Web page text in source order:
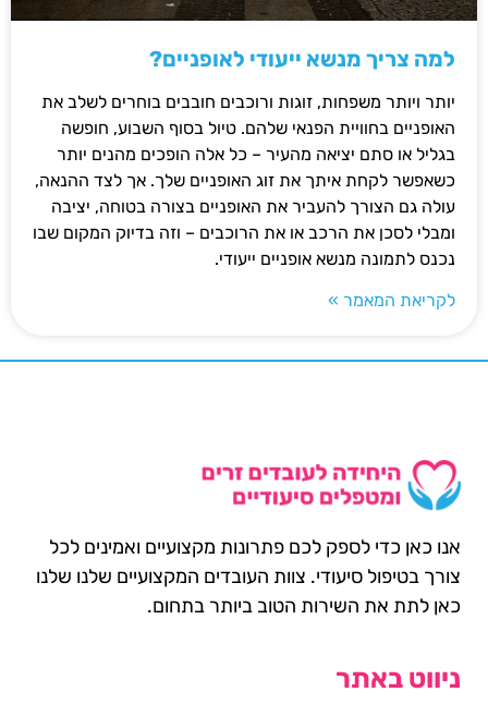
למה צריך מנשא ייעודי לאופניים?
יותר ויותר משפחות, זוגות ורוכבים חובבים בוחרים לשלב את
האופניים בחוויית הפנאי שלהם. טיול בסוף השבוע, חופשה
בגליל או סתם יציאה מהעיר – כל אלה הופכים מהנים יותר
כשאפשר לקחת איתך את זוג האופניים שלך. אך לצד ההנאה,
עולה גם הצורך להעביר את האופניים בצורה בטוחה, יציבה
ומבלי לסכן את הרכב או את הרוכבים – וזה בדיוק המקום שבו
נכנס לתמונה מנשא אופניים ייעודי.
לקריאת המאמר »
אנו כאן כדי לספק לכם פתרונות מקצועיים ואמינים לכל
צורך בטיפול סיעודי. צוות העובדים המקצועיים שלנו שלנו
כאן לתת את השירות הטוב ביותר בתחום.
ניווט באתר